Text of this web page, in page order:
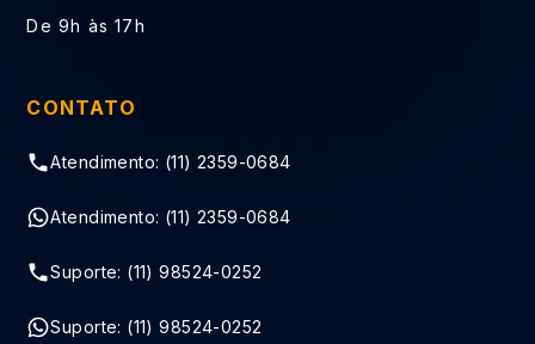
De 9h às 17h
CONTATO
Atendimento: (11) 2359-0684
Atendimento: (11) 2359-0684
Suporte: (11) 98524-0252
Suporte: (11) 98524-0252